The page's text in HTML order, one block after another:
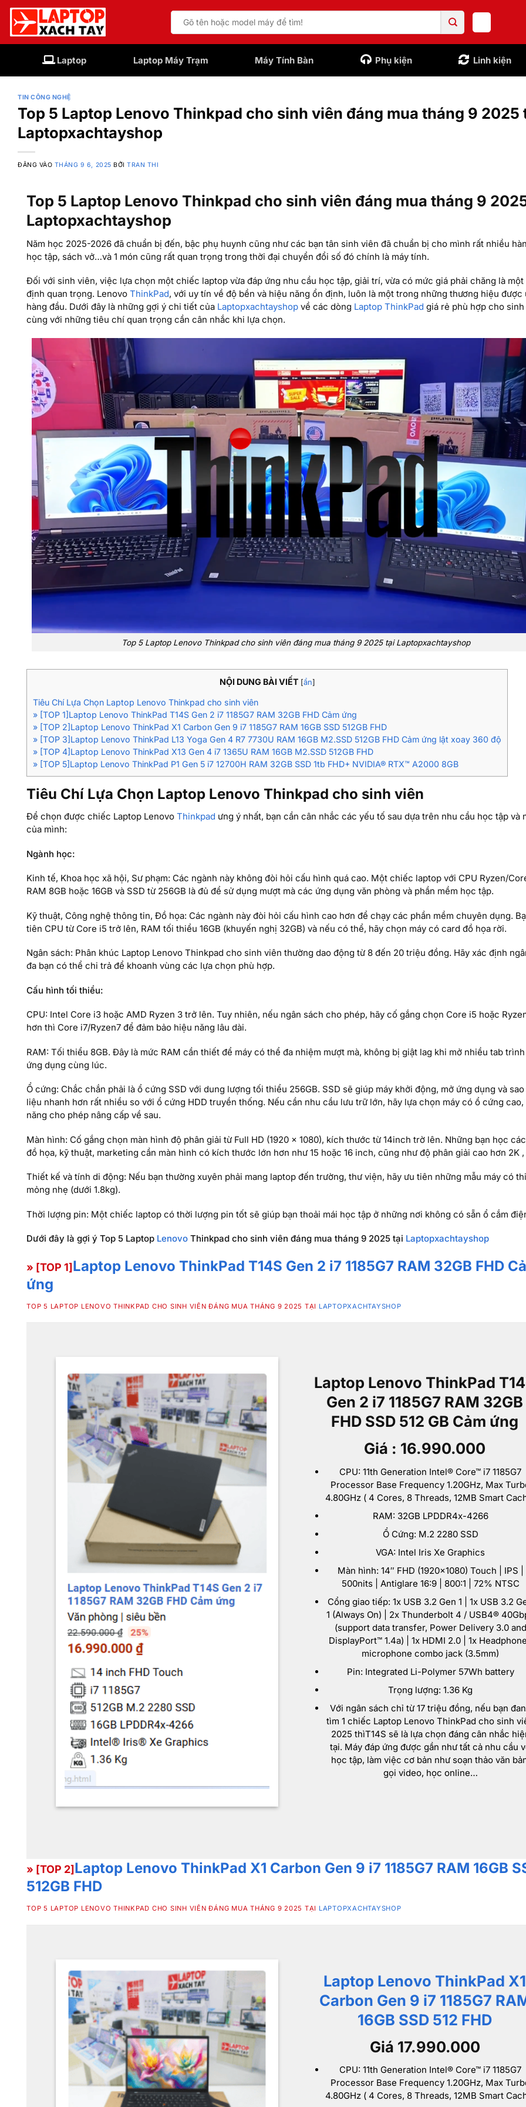
Bỏ
qua
nội
dung
Tìm
kiếm:
Laptop Laptop Máy Trạm Máy Tính Bàn Phụ kiện Linh kiện
TIN CÔNG NGHỆ
Top 5 Laptop Lenovo Thinkpad cho sinh viên đáng mua tháng 9 2025
Laptopxachtayshop
ĐĂNG VÀO THÁNG 9 6, 2025 BỞITRAN THI
Top 5 Laptop Lenovo Thinkpad cho sinh viên đáng mua tháng 9
Laptopxachtayshop
Năm học 2025-2026 đã chuẩn bị đến, bậc phụ huynh cũng như các bạn tân sinh viên đã chuẩn bị cho mình rất nhiều
học tập, sách vở…và 1 món cũng rất quan trọng trong thời đại chuyển đổi số đó chính là máy tính.
Đối với sinh viên, việc lựa chọn một chiếc laptop vừa đáp ứng nhu cầu học tập, giải trí, vừa có mức giá phải chăng là
định quan trọng. Lenovo ThinkPad, với uy tín về độ bền và hiệu năng ổn định, luôn là một trong những thương hiệu được
hàng đầu. Dưới đây là những gợi ý chi tiết của Laptopxachtayshop về các dòng Laptop ThinkPad giá rẻ phù hợp cho sinh
cùng với những tiêu chí quan trọng cần cân nhắc khi lựa chọn.
Top 5 Laptop Lenovo Thinkpad cho sinh viên đáng mua tháng 9 2025 tại Laptopxachtayshop
NỘI DUNG BÀI VIẾT [ẩn]
Tiêu Chí Lựa Chọn Laptop Lenovo Thinkpad cho sinh viên
» [TOP 1]Laptop Lenovo ThinkPad T14S Gen 2 i7 1185G7 RAM 32GB FHD Cảm ứng
» [TOP 2]Laptop Lenovo ThinkPad X1 Carbon Gen 9 i7 1185G7 RAM 16GB SSD 512GB FHD
» [TOP 3]Laptop Lenovo ThinkPad L13 Yoga Gen 4 R7 7730U RAM 16GB M2.SSD 512GB FHD Cảm ứng lật xoay 360 độ
» [TOP 4]Laptop Lenovo ThinkPad X13 Gen 4 i7 1365U RAM 16GB M2.SSD 512GB FHD
» [TOP 5]Laptop Lenovo ThinkPad P1 Gen 5 i7 12700H RAM 32GB SSD 1tb FHD+ NVIDIA® RTX™ A2000 8GB
Tiêu Chí Lựa Chọn Laptop Lenovo Thinkpad cho sinh viên
Để chọn được chiếc Laptop Lenovo Thinkpad ưng ý nhất, bạn cần cân nhắc các yếu tố sau dựa trên nhu cầu học tập và
của mình:
Ngành học:
Kinh tế, Khoa học xã hội, Sư phạm: Các ngành này không đòi hỏi cấu hình quá cao. Một chiếc laptop với CPU Ryzen/
RAM 8GB hoặc 16GB và SSD từ 256GB là đủ để sử dụng mượt mà các ứng dụng văn phòng và phần mềm học tập.
Kỹ thuật, Công nghệ thông tin, Đồ họa: Các ngành này đòi hỏi cấu hình cao hơn để chạy các phần mềm chuyên dụng.
tiên CPU từ Core i5 trở lên, RAM tối thiểu 16GB (khuyến nghị 32GB) và nếu có thể, hãy chọn máy có card đồ họa rời.
Ngân sách: Phân khúc Laptop Lenovo Thinkpad cho sinh viên thường dao động từ 8 đến 20 triệu đồng. Hãy xác định
đa bạn có thể chi trả để khoanh vùng các lựa chọn phù hợp.
Cấu hình tối thiểu:
CPU: Intel Core i3 hoặc AMD Ryzen 3 trở lên. Tuy nhiên, nếu ngân sách cho phép, hãy cố gắng chọn Core i5 hoặc
hơn thì Core i7/Ryzen7 để đảm bảo hiệu năng lâu dài.
RAM: Tối thiểu 8GB. Đây là mức RAM cần thiết để máy có thể đa nhiệm mượt mà, không bị giật lag khi mở nhiều tab
ứng dụng cùng lúc.
Ổ cứng: Chắc chắn phải là ổ cứng SSD với dung lượng tối thiểu 256GB. SSD sẽ giúp máy khởi động, mở ứng dụng và
liệu nhanh hơn rất nhiều so với ổ cứng HDD truyền thống. Nếu cần nhu cầu lưu trữ lớn, hãy lựa chọn máy có ổ cứng cao,
năng cho phép nâng cấp về sau.
Màn hình: Cố gắng chọn màn hình độ phân giải từ Full HD (1920 x 1080), kích thước từ 14inch trờ lên. Những bạn học
đồ họa, kỹ thuật, marketing cần màn hình có kích thước lớn hơn như 15 hoặc 16 inch, cũng như độ phân giải cao hơn 2K ,
Thiết kế và tính di động: Nếu bạn thường xuyên phải mang laptop đến trường, thư viện, hãy ưu tiên những mẫu máy có
mỏng nhẹ (dưới 1.8kg).
Thời lượng pin: Một chiếc laptop có thời lượng pin tốt sẽ giúp bạn thoải mái học tập ở những nơi không có sẵn ổ cắm
Dưới đây là gợi ý Top 5 Laptop Lenovo Thinkpad cho sinh viên đáng mua tháng 9 2025 tại Laptopxachtayshop
» [TOP 1]Laptop Lenovo ThinkPad T14S Gen 2 i7 1185G7 RAM 32GB FHD
ứng
TOP 5 LAPTOP LENOVO THINKPAD CHO SINH VIÊN ĐÁNG MUA THÁNG 9 2025 TẠI LAPTOPXACHTAYSHOP
Laptop Lenovo ThinkPad
Gen 2 i7 1185G7 RAM 32GB
FHD SSD 512 GB Cảm ứng
Giá : 16.990.000
CPU: 11th Generation Intel® Core™ i7 1185G7
Processor Base Frequency 1.20GHz, Max
4.80GHz ( 4 Cores, 8 Threads, 12MB Smart
RAM: 32GB LPDDR4x-4266
Ổ Cứng: M.2 2280 SSD
VGA: Intel Iris Xe Graphics
Màn hình: 14″ FHD (1920×1080) Touch | IPS |
500nits | Antiglare 16:9 | 800:1 | 72% NTSC
Cổng giao tiếp: 1x USB 3.2 Gen 1 | 1x USB 3.2
1 (Always On) | 2x Thunderbolt 4 / USB4®
(support data transfer, Power Delivery 3.0 and
DisplayPort™ 1.4a) | 1x HDMI 2.0 | 1x
microphone combo jack (3.5mm)
Pin: Integrated Li-Polymer 57Wh battery
Trọng lượng: 1.36 Kg
Với ngân sách chỉ từ 17 triệu đồng, nếu bạn
tìm 1 chiếc Laptop Lenovo ThinkPad cho sinh
2025 thìT14S sẽ là lựa chọn đáng cân nhắc
tại. Máy đáp ứng được gần như tất cả nhu cầu
học tập, làm việc cơ bản như soạn thảo văn
gọi video, học online…
» [TOP 2]Laptop Lenovo ThinkPad X1 Carbon Gen 9 i7 1185G7 RAM 16GB
512GB FHD
TOP 5 LAPTOP LENOVO THINKPAD CHO SINH VIÊN ĐÁNG MUA THÁNG 9 2025 TẠI LAPTOPXACHTAYSHOP
Laptop Lenovo ThinkPad X1
Carbon Gen 9 i7 1185G7
16GB SSD 512 FHD
Giá 17.990.000
CPU: 11th Generation Intel® Core™ i7 1185G7
Processor Base Frequency 1.20GHz, Max
4.80GHz ( 4 Cores, 8 Threads, 12MB Smart